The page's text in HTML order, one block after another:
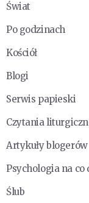
Świat
Po godzinach
Kościół
Blogi
Serwis papieski
Czytania
Artykuły blogerów
Psychologia na co
Ślub